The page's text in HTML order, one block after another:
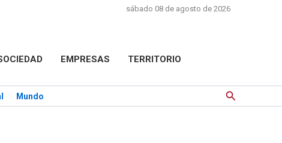
sábado 08 de agosto de 2026
EMPRESAS TERRITORIO
Mundo Buscar